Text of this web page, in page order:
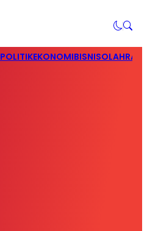
POLITIKEKONOMIBISNIS